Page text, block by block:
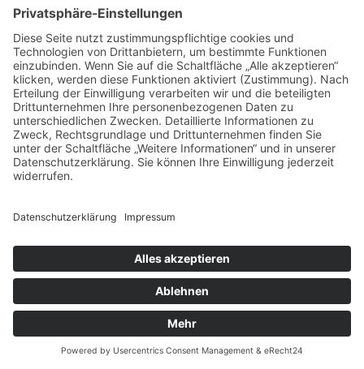
Sekundarstufe I
Sprache untersuchen
LRS, Legasthenie
Häufige Wörter üben
Arbeitstechniken trainieren
Übungsschwerpunkte setzen
Konzentrationsübungen
Materialien Dieck-Verlag
Lesen
Lesezeit
Blitzlesen
Leselisten
Kindertexte 2. Schuljahr
Kindertexte 4. Schuljahr
Märchen
Fabeln
Texte der Weltliteratur
Gedichte
Sprüche und Spiele
Winter